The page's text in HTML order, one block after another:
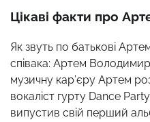
Цікаві факти про
Як звуть по батькові
співака: Артем
музичну кар’єру Артем
вокаліст гурту Dance
випустив свій перший